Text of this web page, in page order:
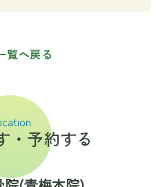
覧へ戻る
・予約する